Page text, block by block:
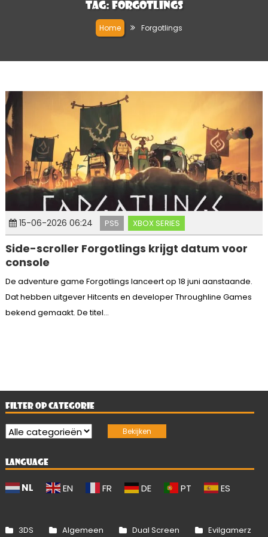
Tag: Forgotlings
Home Forgotlings
15-06-2026 06:24 PS5 XBOX SERIES
Side-scroller Forgotlings krijgt datum voor
console
De adventure game Forgotlings lanceert op 18 juni aanstaande.
Dat hebben uitgever Hitcents en developer Throughline Games
bekend gemaakt. De titel...
FILTER OP CATEGORIE
LANGUAGE
NL EN FR DE PT ES
3DS Algemeen Dual Screen Evilgamerz